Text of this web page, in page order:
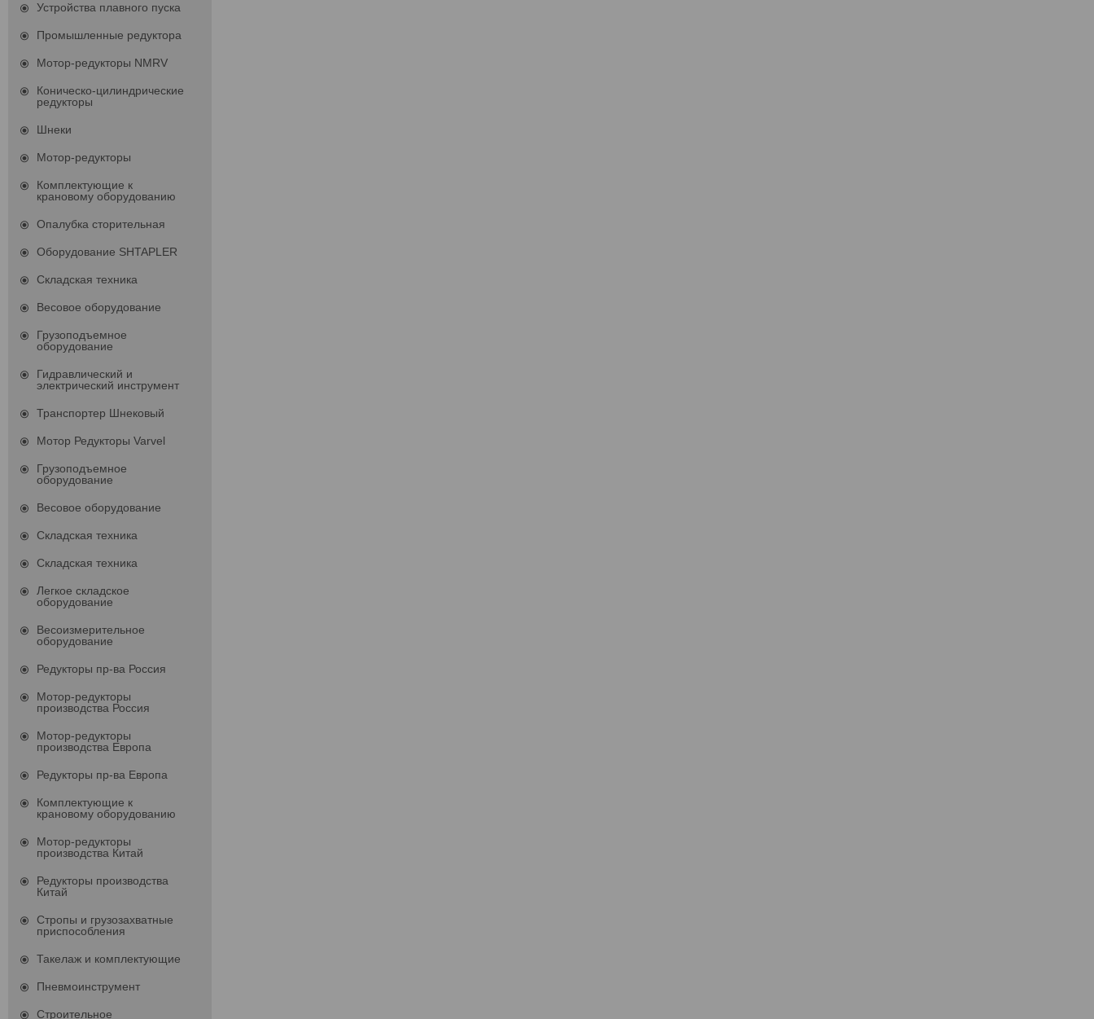
Устройства плавного пуска
Промышленные редуктора
Мотор-редукторы NMRV
Коническо-цилиндрические
редукторы
Шнеки
Мотор-редукторы
Комплектующие к
крановому оборудованию
Опалубка сторительная
Оборудование SHTAPLER
Складская техника
Весовое оборудование
Грузоподъемное
оборудование
Гидравлический и
электрический инструмент
Транспортер Шнековый
Мотор Редукторы Varvel
Грузоподъемное
оборудование
Весовое оборудование
Складская техника
Складская техника
Легкое складское
оборудование
Весоизмерительное
оборудование
Редукторы пр-ва Россия
Мотор-редукторы
производства Россия
Мотор-редукторы
производства Европа
Редукторы пр-ва Европа
Комплектующие к
крановому оборудованию
Мотор-редукторы
производства Китай
Редукторы производства
Китай
Стропы и грузозахватные
приспособления
Такелаж и комплектующие
Пневмоинструмент
Строительное